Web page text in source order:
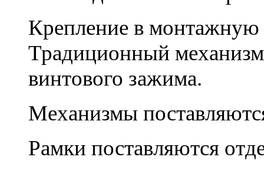
Крепление в монтажную
Традиционный
винтового зажима.
Механизмы
Рамки поставляются